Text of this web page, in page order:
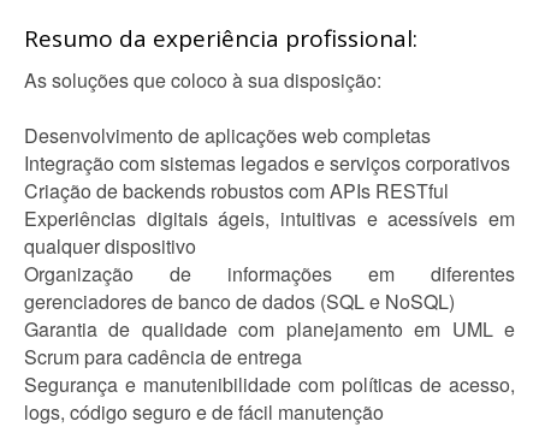
Resumo da experiência profissional:
As soluções que coloco à sua disposição:
Desenvolvimento de aplicações web completas
Integração com sistemas legados e serviços corporativos
Criação de backends robustos com APIs RESTful
Experiências digitais ágeis, intuitivas e acessíveis em
qualquer dispositivo
Organização de informações em diferentes
gerenciadores de banco de dados (SQL e NoSQL)
Garantia de qualidade com planejamento em UML e
Scrum para cadência de entrega
Segurança e manutenibilidade com políticas de acesso,
logs, código seguro e de fácil manutenção